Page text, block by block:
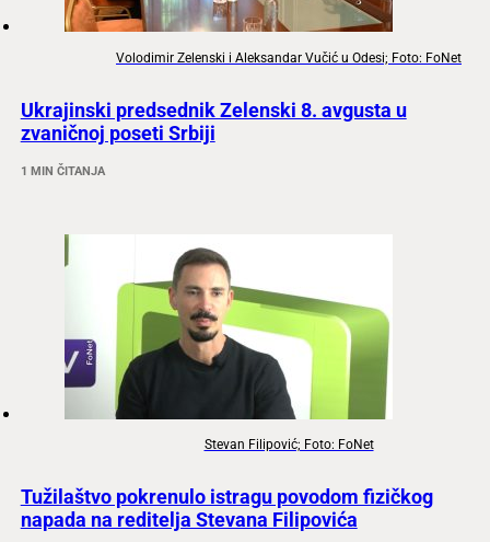
Volodimir Zelenski i Aleksandar Vučić u Odesi; Foto: FoNet
Ukrajinski predsednik Zelenski 8. avgusta u
zvaničnoj poseti Srbiji
1 MIN ČITANJA
Stevan Filipović; Foto: FoNet
Tužilaštvo pokrenulo istragu povodom fizičkog
napada na reditelja Stevana Filipovića